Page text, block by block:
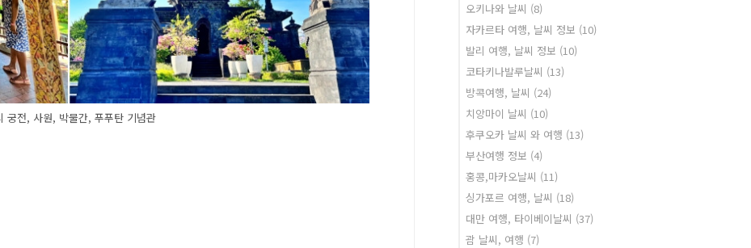
궁전, 사원, 박물간, 푸푸탄 기념관
오키나와 날씨 (8)
자카르타 여행, 날씨 정보 (10)
발리 여행, 날씨 정보 (10)
코타키나발루날씨 (13)
방콕여행, 날씨 (24)
치앙마이 날씨 (10)
후쿠오카 날씨 와 여행 (13)
부산여행 정보 (4)
홍콩,마카오날씨 (11)
싱가포르 여행, 날씨 (18)
대만 여행, 타이베이날씨 (37)
괌 날씨, 여행 (7)